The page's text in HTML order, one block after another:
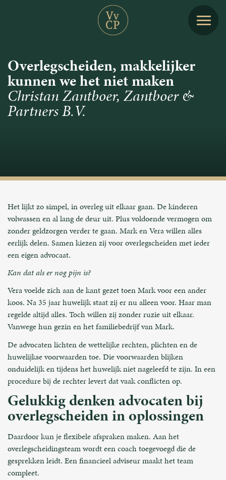
Overlegscheiden, makkelijker
kunnen we het niet maken
Christan Zantboer, Zantboer &
Partners B.V.
Het lijkt zo simpel, in overleg uit elkaar gaan. De kinderen
volwassen en al lang de deur uit. Plus voldoende vermogen om
zonder geldzorgen verder te gaan. Mark en Vera willen alles
eerlijk delen. Samen kiezen zij voor overlegscheiden met ieder
een eigen advocaat.
Kan dat als er nog pijn is?
Vera voelde zich aan de kant gezet toen Mark voor een ander
koos. Na 35 jaar huwelijk staat zij er nu alleen voor. Haar man
regelde altijd alles. Toch willen zij zonder ruzie uit elkaar.
Vanwege hun gezin en het familiebedrijf van Mark.
De advocaten lichten de wettelijke rechten, plichten en de
huwelijkse voorwaarden toe. Die voorwaarden blijken
onduidelijk en tijdens het huwelijk niet nageleefd te zijn. In een
procedure bij de rechter levert dat vaak conflicten op.
Gelukkig denken advocaten bij
overlegscheiden in oplossingen
Daardoor kun je flexibele afspraken maken. Aan het
overlegscheidingsteam wordt een coach toegevoegd die de
gesprekken leidt. Een financieel adviseur maakt het team
compleet.